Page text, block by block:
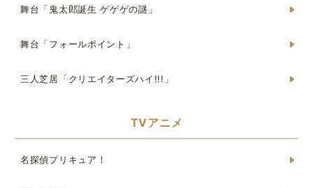
舞台「鬼太郎誕生 ゲゲゲの謎」
舞台「フォールポイント」
三人芝居「クリエイターズハイ!!!」
TVアニメ
名探偵プリキュア！